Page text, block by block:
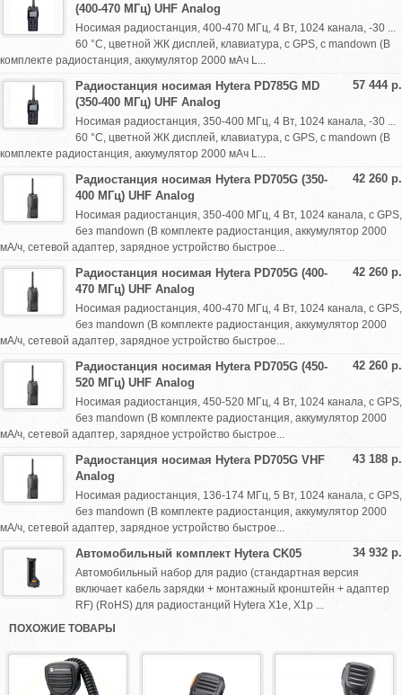
(400-470 МГц) UHF Analog
Носимая радиостанция, 400-470 МГц, 4 Вт, 1024 канала, -30 ...
60 °С, цветной ЖК дисплей, клавиатура, с GPS, с mandown (В
комплекте радиостанция, аккумулятор 2000 мАч L...
57 444 р.
Радиостанция носимая Hytera PD785G MD
(350-400 МГц) UHF Analog
Носимая радиостанция, 350-400 МГц, 4 Вт, 1024 канала, -30 ...
60 °С, цветной ЖК дисплей, клавиатура, с GPS, с mandown (В
комплекте радиостанция, аккумулятор 2000 мАч L...
42 260 р.
Радиостанция носимая Hytera PD705G (350-
400 МГц) UHF Analog
Носимая радиостанция, 350-400 МГц, 4 Вт, 1024 канала, с GPS,
без mandown (В комплекте радиостанция, аккумулятор 2000
мА/ч, сетевой адаптер, зарядное устройство быстрое...
42 260 р.
Радиостанция носимая Hytera PD705G (400-
470 МГц) UHF Analog
Носимая радиостанция, 400-470 МГц, 4 Вт, 1024 канала, с GPS,
без mandown (В комплекте радиостанция, аккумулятор 2000
мА/ч, сетевой адаптер, зарядное устройство быстрое...
42 260 р.
Радиостанция носимая Hytera PD705G (450-
520 МГц) UHF Analog
Носимая радиостанция, 450-520 МГц, 4 Вт, 1024 канала, с GPS,
без mandown (В комплекте радиостанция, аккумулятор 2000
мА/ч, сетевой адаптер, зарядное устройство быстрое...
43 188 р.
Радиостанция носимая Hytera PD705G VHF
Analog
Носимая радиостанция, 136-174 МГц, 5 Вт, 1024 канала, с GPS,
без mandown (В комплекте радиостанция, аккумулятор 2000
мА/ч, сетевой адаптер, зарядное устройство быстрое...
34 932 р.
Автомобильный комплект Hytera CK05
Автомобильный набор для радио (стандартная версия
включает кабель зарядки + монтажный кронштейн + адаптер
RF) (RoHS) для радиостанций Hytera X1e, X1p ...
ПОХОЖИЕ ТОВАРЫ